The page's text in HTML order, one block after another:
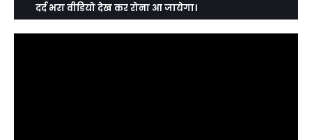
दर्द भरा वीडियो देख कर रोना आ जायेगा।